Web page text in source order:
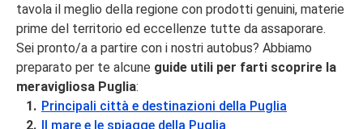
tavola il meglio della regione con prodotti genuini, materie
prime del territorio ed eccellenze tutte da assaporare.
Sei pronto/a a partire con i nostri autobus? Abbiamo
preparato per te alcune guide utili per farti scoprire la
meravigliosa Puglia:
Principali città e destinazioni della Puglia
Il mare e le spiagge della Puglia